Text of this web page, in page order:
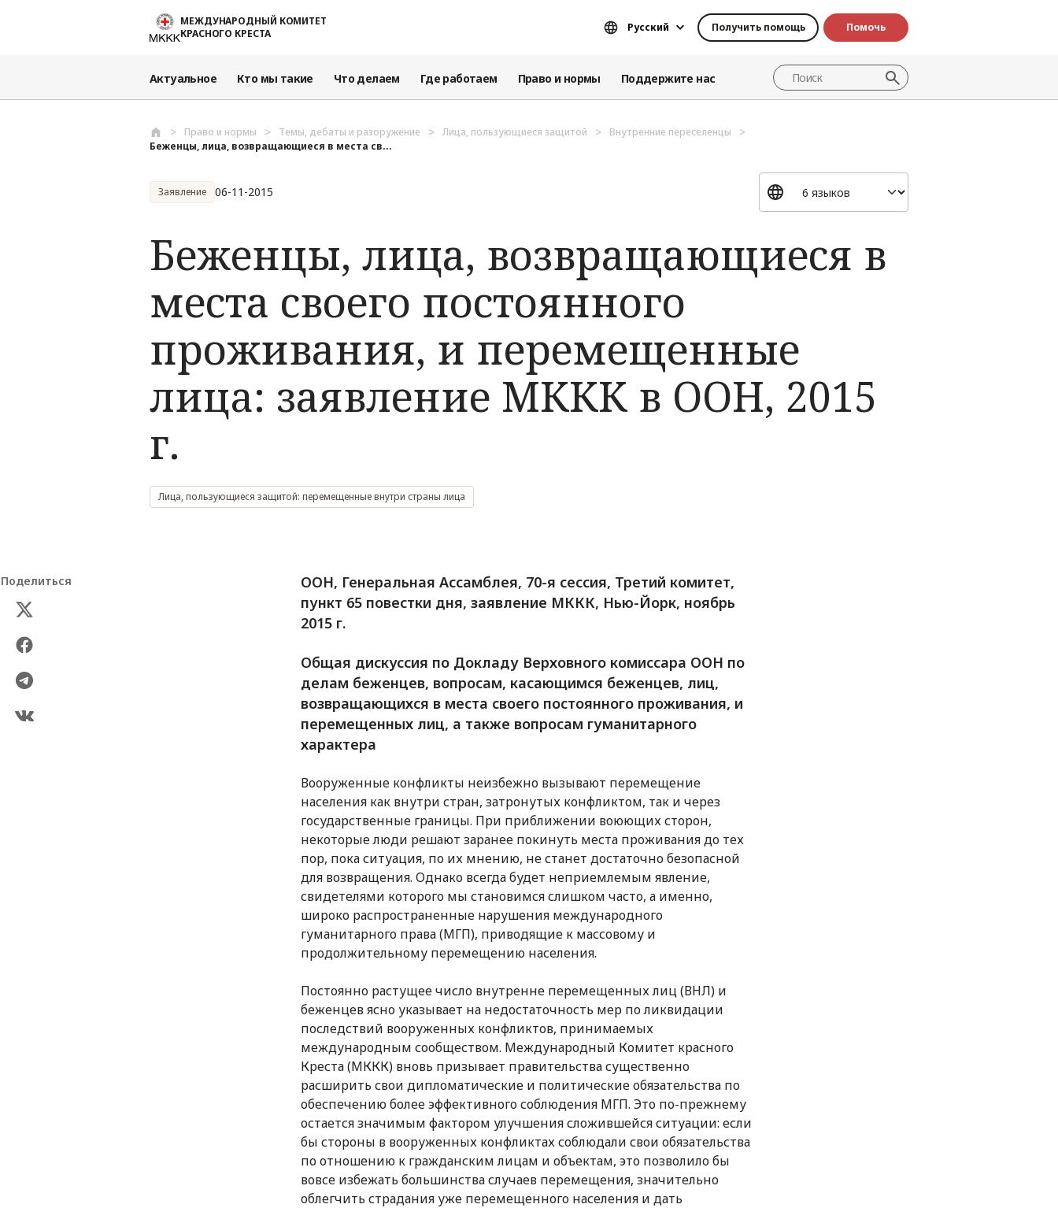
Перейти к основному содержаниюМЕЖДУНАРОДНЫЙ КОМИТЕТ
КРАСНОГО КРЕСТА
Русский Получить помощь Помочь
Актуальное Кто мы такие Что делаем Где работаем Право и нормы Поддержите нас
Право и нормы Темы, дебаты и разоружение Лица, пользующиеся защитой
Внутренние переселенцы
Беженцы, лица, возвращающиеся в места св...
Заявление 06-11-2015
Беженцы, лица, возвращающиеся в
места своего постоянного
проживания, и перемещенные
лицa: заявление МККК в ООН, 2015
г.
Лица, пользующиеся защитой: перемещенные внутри страны лица
Поделиться
ООН, Генеральная Ассамблея, 70-я сессия, Третий комитет,
пункт 65 повестки дня, заявление МККК, Нью-Йорк, ноябрь
2015 г.
Общая дискуссия по Докладу Верховного комиссара ООН по
делам беженцев, вопросам, касающимся беженцев, лиц,
возвращающихся в места своего постоянного проживания, и
перемещенных лиц, а также вопросам гуманитарного
характера
Вооруженные конфликты неизбежно вызывают перемещение
населения как внутри стран, затронутых конфликтом, так и через
государственные границы. При приближении воюющих сторон,
некоторые люди решают заранее покинуть места проживания до тех
пор, пока ситуация, по их мнению, не станет достаточно безопасной
для возвращения. Однако всегда будет неприемлемым явление,
свидетелями которого мы становимся слишком часто, а именно,
широко распространенные нарушения международного
гуманитарного права (МГП), приводящие к массовому и
продолжительному перемещению населения.
Постоянно растущее число внутренне перемещенных лиц (ВНЛ) и
беженцев ясно указывает на недостаточность мер по ликвидации
последствий вооруженных конфликтов, принимаемых
международным сообществом. Международный Комитет красного
Креста (МККК) вновь призывает правительства существенно
расширить свои дипломатические и политические обязательства по
обеспечению более эффективного соблюдения МГП. Это по-прежнему
остается значимым фактором улучшения сложившейся ситуации: если
бы стороны в вооруженных конфликтах соблюдали свои обязательства
по отношению к гражданским лицам и объектам, это позволило бы
вовсе избежать большинства случаев перемещения, значительно
облегчить страдания уже перемещенного населения и дать